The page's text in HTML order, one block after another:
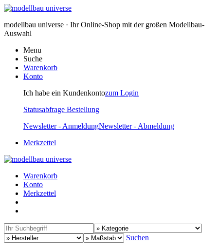
modellbau universe · Ihr Online-Shop mit der großen Modellbau-
Auswahl
Menu
Suche
Warenkorb
Konto
Ich habe ein Kundenkontozum Login
Statusabfrage Bestellung
Newsletter - AnmeldungNewsletter - Abmeldung
Merkzettel
Warenkorb
Konto
Merkzettel
Suchen